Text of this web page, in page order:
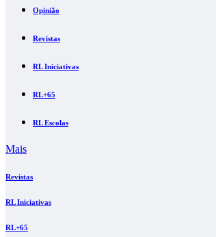
Opinião
Revistas
RL Iniciativas
RL+65
RL Escolas
Mais
Revistas
RL Iniciativas
RL+65